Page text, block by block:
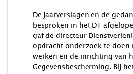
De jaarverslagen en de
besproken in het DT
gaf de directeur
opdracht onderzoek te doen
werken en de inrichting van
Gegevensbescherming. Bij